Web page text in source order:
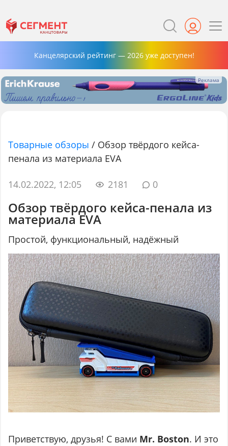
Канцелярский рейтинг — 2026 уже доступен!
Товарные обзоры / Обзор твёрдого кейса-
пенала из материала EVA
14.02.2022, 12:05 2181 0
Обзор твёрдого кейса-пенала из
материала EVA
Простой, функциональный, надёжный
Приветствую, друзья! С вами Mr. Boston. И это